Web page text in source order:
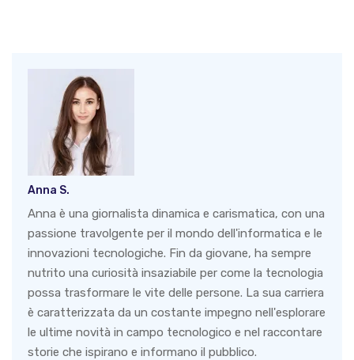
Anna S.
Anna è una giornalista dinamica e carismatica, con una
passione travolgente per il mondo dell'informatica e le
innovazioni tecnologiche. Fin da giovane, ha sempre
nutrito una curiosità insaziabile per come la tecnologia
possa trasformare le vite delle persone. La sua carriera
è caratterizzata da un costante impegno nell'esplorare
le ultime novità in campo tecnologico e nel raccontare
storie che ispirano e informano il pubblico.